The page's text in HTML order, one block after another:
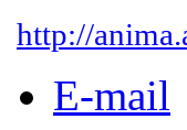
http://
E-mail